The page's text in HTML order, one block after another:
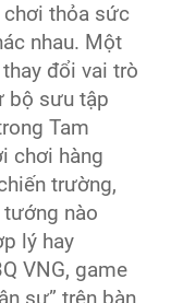
chơi thỏa sức
nhau. Một
đổi vai trò
bộ sưu tập
Tam
chơi hàng
trường,
nào
lý hay
VNG, game